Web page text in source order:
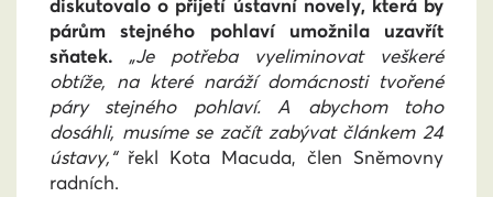
diskutovalo o přijetí ústavní novely, která by
párům stejného pohlaví umožnila uzavřít
sňatek. „Je potřeba vyeliminovat veškeré
obtíže, na které naráží domácnosti tvořené
páry stejného pohlaví. A abychom toho
dosáhli, musíme se začít zabývat článkem 24
ústavy,“řekl Kota Macuda, člen Sněmovny
radních.